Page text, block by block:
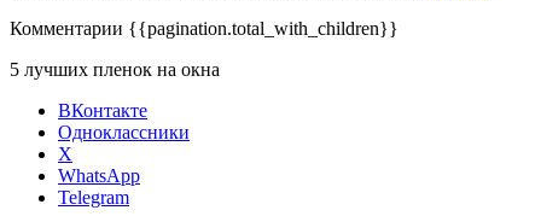
Комментарии {{pagination.total_with_children}}
5 лучших пленок на окна
ВКонтакте
Одноклассники
X
WhatsApp
Telegram